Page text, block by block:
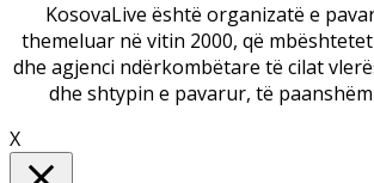
KosovaLive është organizatë e
themeluar në vitin 2000, që
dhe agjenci ndërkombëtare të cilat
dhe shtypin e pavarur, të
X